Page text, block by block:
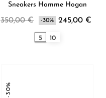
Sneakers Homme Hogan
350,00 € -30% 245,00 €
5 10
-30%